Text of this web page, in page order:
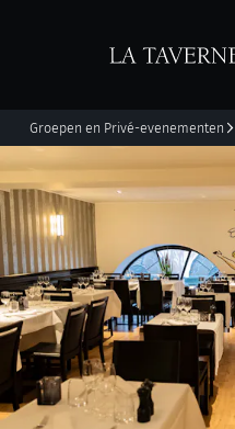
Groepen en Privé-evenementen